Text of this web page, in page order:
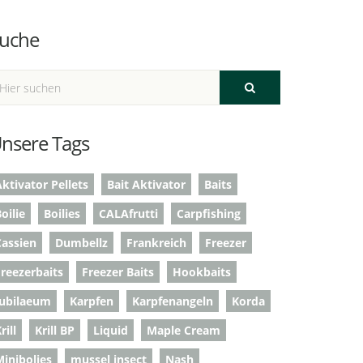
Tags
Pellets Bait Aktivator
Baits
Boilies CALAfrutti
Carpfishing
Dumbellz Frankreich
Freezer
Freezer Baits
Hookbaits
Karpfen Karpfenangeln
Korda
Krill BP Liquid
Maple Cream
mussel insect
Nash